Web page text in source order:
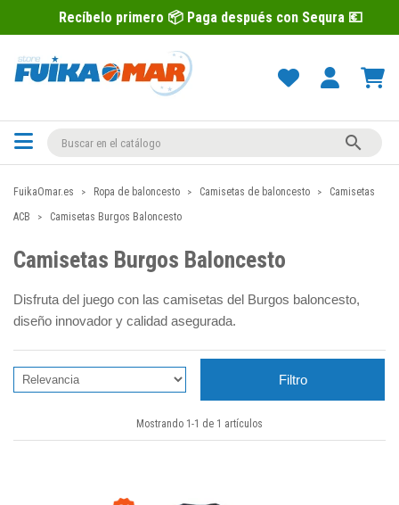
Recíbelo primero 📦 Paga después con Sequra 💶

FuikaOmar.es Ropa de baloncesto Camisetas de baloncesto
Camisetas
ACB
Camisetas Burgos Baloncesto
Camisetas Burgos Baloncesto
Disfruta del juego con las camisetas del Burgos baloncesto,
diseño innovador y calidad asegurada.
Filtro
Mostrando 1-1 de 1 artículos